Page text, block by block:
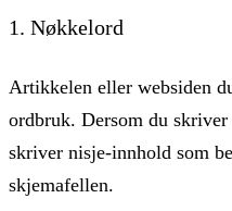
1. Nøkkelord
Artikkelen eller websiden
ordbruk. Dersom du skriver
skriver nisje-innhold som
skjemafellen.